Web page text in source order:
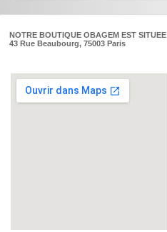
NOTRE BOUTIQUE OBAGEM EST SITUEE
43 Rue Beaubourg, 75003 Paris